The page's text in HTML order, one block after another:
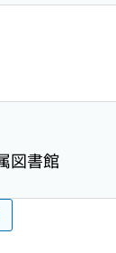
図書館